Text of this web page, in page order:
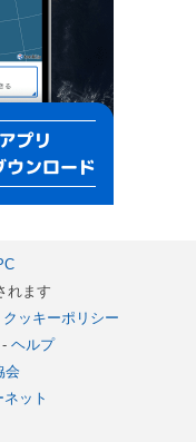
れます
クッキーポリシー
ヘルプ
会
ット